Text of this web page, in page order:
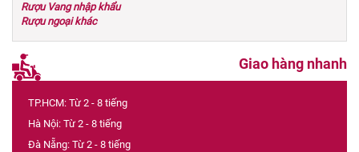
Rượu Vang nhập khẩu
Rượu ngoại khác
Giao hàng nhanh
TP.HCM: Từ 2 - 8 tiếng
Hà Nội: Từ 2 - 8 tiếng
Đà Nẵng: Từ 2 - 8 tiếng